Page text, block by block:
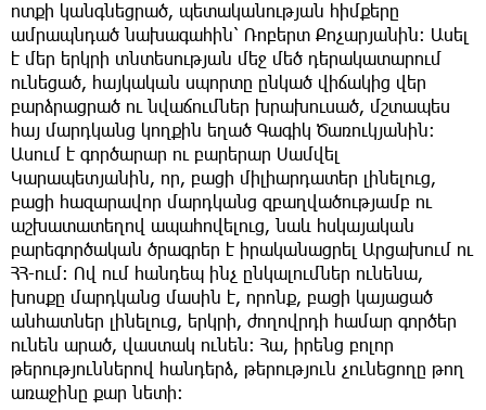
ոտքի կանգնեցրած, պետականության հիմքերը
ամրապնդած նախագահին՝ Ռոբերտ Քոչարյանին: Ասել
է մեր երկրի տնտեսության մեջ մեծ դերակատարում
ունեցած, հայկական սպորտը ընկած վիճակից վեր
բարձրացրած ու նվաճումներ խրախուսած, մշտապես
հայ մարդկանց կողքին եղած Գագիկ Ծառուկյանին:
Ասում է գործարար ու բարերար Սամվել
Կարապետյանին, որ, բացի միլիարդատեր լինելուց,
բացի հազարավոր մարդկանց զբաղվածությամբ ու
աշխատատեղով ապահովելուց, նաև հսկայական
բարեգործական ծրագրեր է իրականացրել Արցախում ու
ՀՀ-ում: Ով ում հանդեպ ինչ ընկալումներ ունենա,
խոսքը մարդկանց մասին է, որոնք, բացի կայացած
անհատներ լինելուց, երկրի, ժողովրդի համար գործեր
ունեն արած, վաստակ ունեն: Հա, իրենց բոլոր
թերություններով հանդերձ, թերություն չունեցողը թող
առաջինը քար նետի: